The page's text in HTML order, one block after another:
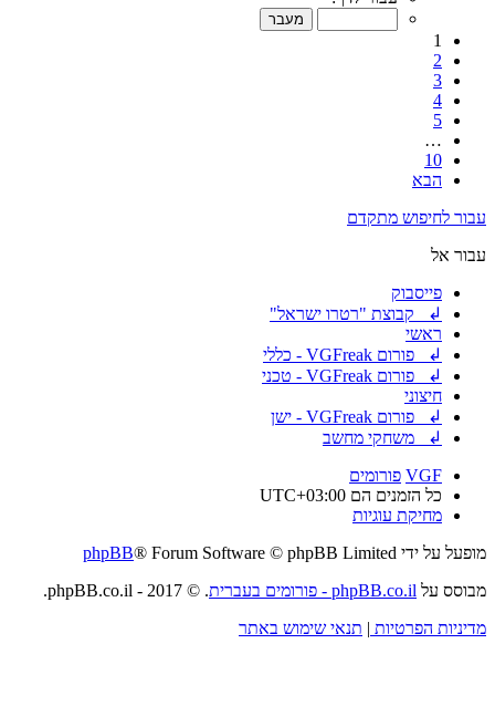
1
2
3
4
5
…
10
הבא
עבור לחיפוש מתקדם
עבור אל
פייסבוק
↲ קבוצת "רטרו ישראל"
ראשי
↲ פורום VGFreak - כללי
↲ פורום VGFreak - טכני
חיצוני
↲ פורום VGFreak - ישן
↲ משחקי מחשב
VGF פורומים
כל הזמנים הם UTC+03:00
מחיקת עוגיות
מופעל על ידי
phpBB® Forum Software © phpBB Limited
מבוסס על phpBB.co.il - פורומים בעברית
. © 2017 - phpBB.co.il.
מדיניות הפרטיות | תנאי שימוש באתר